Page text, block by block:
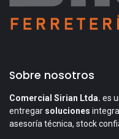
Sobre nosotros
Comercial Sirian Ltda. es
entregar soluciones
asesoría técnica, stock